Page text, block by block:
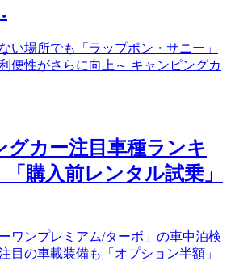
い場所でも「ラップポン・サニー」
便性がさらに向上～ キャンピングカ
グカー注目車種ランキ
購入前レンタル試乗」
ワンプレミアム/ターボ」の車中泊検
目の車載装備も「オプション半額」